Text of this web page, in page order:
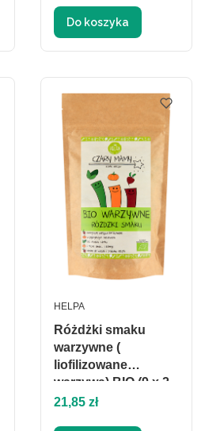
Do koszyka
Różdżki smaku
warzywne (
liofilizowane
warzywa) BIO (9 x 2
g) 18 g - Helpa
PRODUCENT
HELPA
Cena
21,85 zł